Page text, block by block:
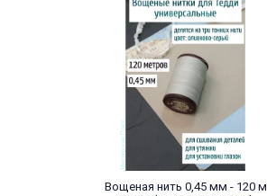
Вощеная нить 0,45 мм - 120 м